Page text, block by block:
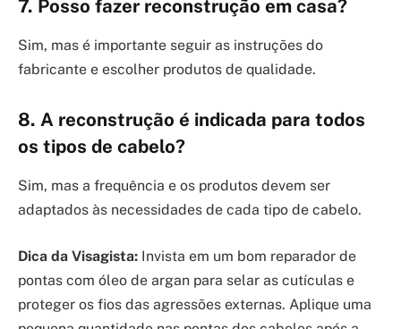
7. Posso fazer reconstrução em casa?
Sim, mas é importante seguir as instruções do
fabricante e escolher produtos de qualidade.
8. A reconstrução é indicada para todos
os tipos de cabelo?
Sim, mas a frequência e os produtos devem ser
adaptados às necessidades de cada tipo de cabelo.
Dica da Visagista: Invista em um bom reparador de
pontas com óleo de argan para selar as cutículas e
proteger os fios das agressões externas. Aplique uma